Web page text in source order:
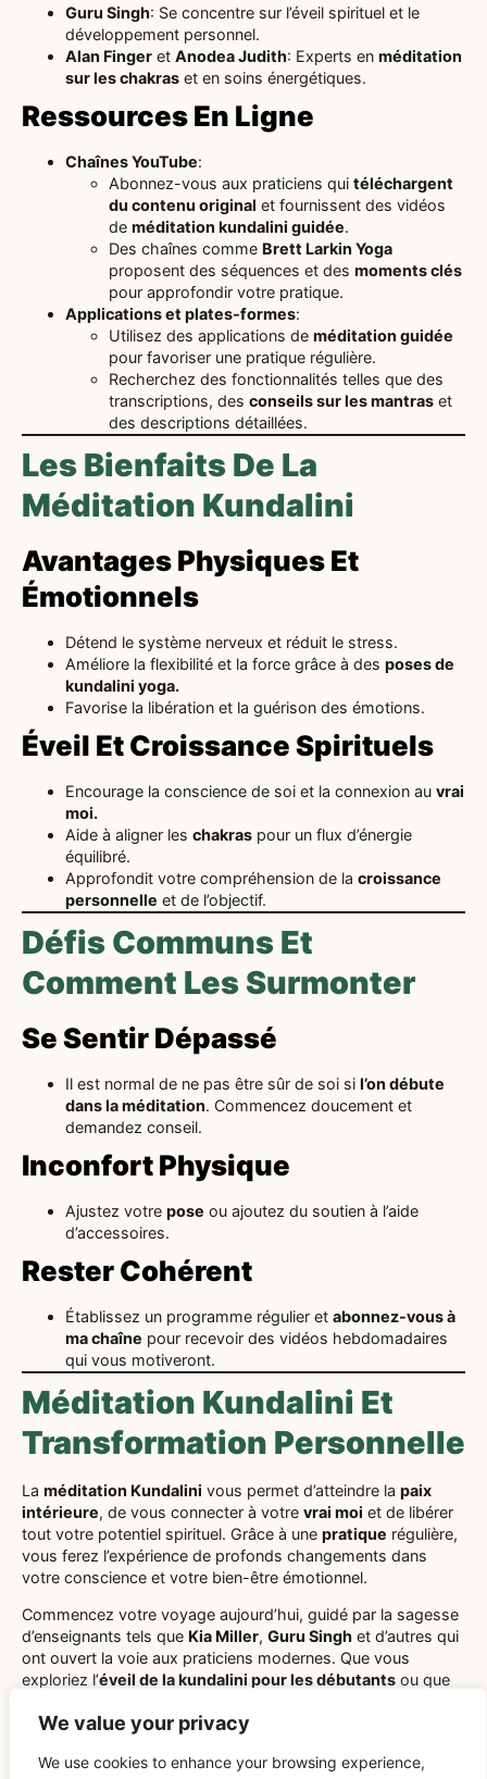
We value your privacy
We use cookies to enhance your browsing experience,
Guru Singh: Se concentre sur l’éveil spirituel et le
développement personnel.
Alan Finger et Anodea Judith: Experts en méditation
sur les chakras et en soins énergétiques.
Ressources En Ligne
Chaînes YouTube:
Abonnez-vous aux praticiens qui téléchargent
du contenu original et fournissent des vidéos
de méditation kundalini guidée.
Des chaînes comme Brett Larkin Yoga
proposent des séquences et des moments clés
pour approfondir votre pratique.
Applications et plates-formes:
Utilisez des applications de méditation guidée
pour favoriser une pratique régulière.
Recherchez des fonctionnalités telles que des
transcriptions, des conseils sur les mantras et
des descriptions détaillées.
Les Bienfaits De La
Méditation Kundalini
Avantages Physiques Et
Émotionnels
Détend le système nerveux et réduit le stress.
Améliore la flexibilité et la force grâce à des poses de
kundalini yoga.
Favorise la libération et la guérison des émotions.
Éveil Et Croissance Spirituels
Encourage la conscience de soi et la connexion au vrai
moi.
Aide à aligner les chakras pour un flux d’énergie
équilibré.
Approfondit votre compréhension de la croissance
personnelle et de l’objectif.
Défis Communs Et
Comment Les Surmonter
Se Sentir Dépassé
Il est normal de ne pas être sûr de soi si l’on débute
dans la méditation. Commencez doucement et
demandez conseil.
Inconfort Physique
Ajustez votre pose ou ajoutez du soutien à l’aide
d’accessoires.
Rester Cohérent
Établissez un programme régulier et abonnez-vous à
ma chaîne pour recevoir des vidéos hebdomadaires
qui vous motiveront.
Méditation Kundalini Et
Transformation Personnelle
La méditation Kundalini vous permet d’atteindre la paix
intérieure, de vous connecter à votre vrai moi et de libérer
tout votre potentiel spirituel. Grâce à une pratique régulière,
vous ferez l’expérience de profonds changements dans
votre conscience et votre bien-être émotionnel.
Commencez votre voyage aujourd’hui, guidé par la sagesse
d’enseignants tels que Kia Miller, Guru Singh et d’autres qui
ont ouvert la voie aux praticiens modernes. Que vous
exploriez l’éveil de la kundalini pour les débutants ou que
sacré promet transformation et découverte de soi.